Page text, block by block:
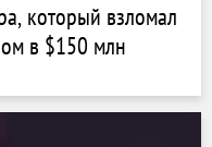
который взломал
в $150 млн